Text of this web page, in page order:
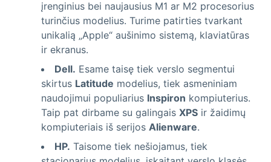
įrenginius bei naujausius M1 ar M2 procesorius
turinčius modelius. Turime patirties tvarkant
unikalią „Apple“ aušinimo sistemą, klaviatūras
ir ekranus.
Dell. Esame taisę tiek verslo segmentui
skirtus Latitude modelius, tiek asmeniniam
naudojimui populiarius Inspiron kompiuterius.
Taip pat dirbame su galingais XPS ir žaidimų
kompiuteriais iš serijos Alienware.
HP. Taisome tiek nešiojamus, tiek